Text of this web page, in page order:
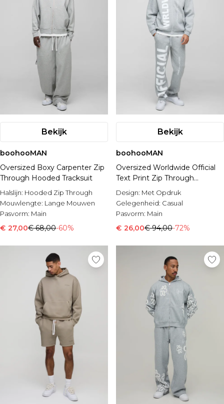
Bekijk
boohooMAN
Oversized Boxy Carpenter Zip
Through Hooded Tracksuit
Halslijn: Hooded Zip Through
Mouwlengte: Lange Mouwen
Pasvorm: Main
€ 27,00€ 68,00-60%
Bekijk
boohooMAN
Oversized Worldwide Official
Text Print Zip Through
Tracksuit
Design: Met Opdruk
Gelegenheid: Casual
Pasvorm: Main
€ 26,00€ 94,00-72%